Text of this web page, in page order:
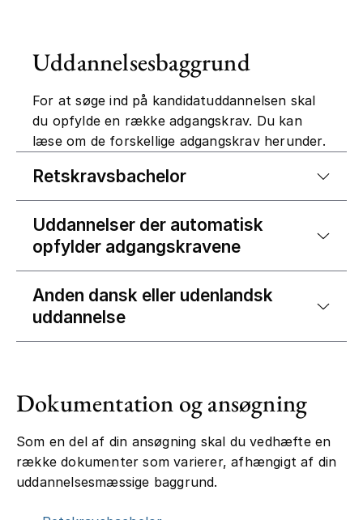
Uddannelsesbaggrund
For at søge ind på kandidatuddannelsen skal
du opfylde en række adgangskrav. Du kan
læse om de forskellige adgangskrav herunder.
Retskravsbachelor
Uddannelser der automatisk
opfylder adgangskravene
Anden dansk eller udenlandsk
uddannelse
Dokumentation og ansøgning
Som en del af din ansøgning skal du vedhæfte en
række dokumenter som varierer, afhængigt af din
uddannelsesmæssige baggrund.